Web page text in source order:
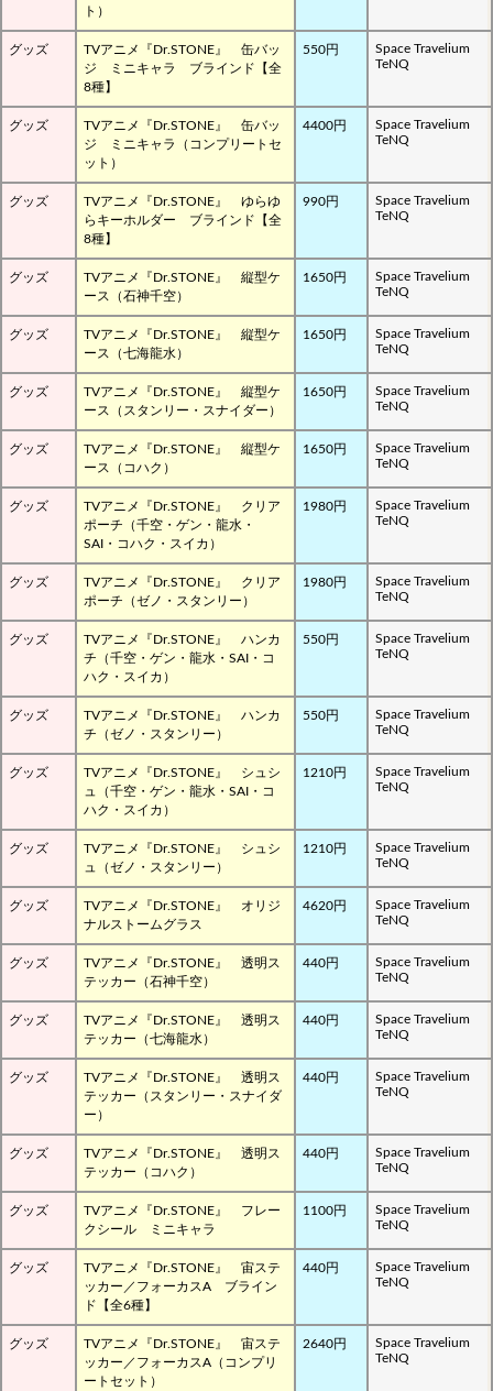
ト）
グッズ
TVアニメ『Dr.STONE』 缶バッ
ジ ミニキャラ ブラインド【全
8種】
550円
Space Travelium
TeNQ
グッズ
TVアニメ『Dr.STONE』 缶バッ
ジ ミニキャラ（コンプリートセ
ット）
4400円
Space Travelium
TeNQ
グッズ
TVアニメ『Dr.STONE』 ゆらゆ
らキーホルダー ブラインド【全
8種】
990円
Space Travelium
TeNQ
グッズ
TVアニメ『Dr.STONE』 縦型ケ
ース（石神千空）
1650円
Space Travelium
TeNQ
グッズ
TVアニメ『Dr.STONE』 縦型ケ
ース（七海龍水）
1650円
Space Travelium
TeNQ
グッズ
TVアニメ『Dr.STONE』 縦型ケ
ース（スタンリー・スナイダー）
1650円
Space Travelium
TeNQ
グッズ
TVアニメ『Dr.STONE』 縦型ケ
ース（コハク）
1650円
Space Travelium
TeNQ
グッズ
TVアニメ『Dr.STONE』 クリア
ポーチ（千空・ゲン・龍水・
SAI・コハク・スイカ）
1980円
Space Travelium
TeNQ
グッズ
TVアニメ『Dr.STONE』 クリア
ポーチ（ゼノ・スタンリー）
1980円
Space Travelium
TeNQ
グッズ
TVアニメ『Dr.STONE』 ハンカ
チ（千空・ゲン・龍水・SAI・コ
ハク・スイカ）
550円
Space Travelium
TeNQ
グッズ
TVアニメ『Dr.STONE』 ハンカ
チ（ゼノ・スタンリー）
550円
Space Travelium
TeNQ
グッズ
TVアニメ『Dr.STONE』 シュシ
ュ（千空・ゲン・龍水・SAI・コ
ハク・スイカ）
1210円
Space Travelium
TeNQ
グッズ
TVアニメ『Dr.STONE』 シュシ
ュ（ゼノ・スタンリー）
1210円
Space Travelium
TeNQ
グッズ
TVアニメ『Dr.STONE』 オリジ
ナルストームグラス
4620円
Space Travelium
TeNQ
グッズ
TVアニメ『Dr.STONE』 透明ス
テッカー（石神千空）
440円
Space Travelium
TeNQ
グッズ
TVアニメ『Dr.STONE』 透明ス
テッカー（七海龍水）
440円
Space Travelium
TeNQ
グッズ
TVアニメ『Dr.STONE』 透明ス
テッカー（スタンリー・スナイダ
ー）
440円
Space Travelium
TeNQ
グッズ
TVアニメ『Dr.STONE』 透明ス
テッカー（コハク）
440円
Space Travelium
TeNQ
グッズ
TVアニメ『Dr.STONE』 フレー
クシール ミニキャラ
1100円
Space Travelium
TeNQ
グッズ
TVアニメ『Dr.STONE』 宙ステ
ッカー／フォーカスA ブライン
ド【全6種】
440円
Space Travelium
TeNQ
グッズ
TVアニメ『Dr.STONE』 宙ステ
ッカー／フォーカスA（コンプリ
ートセット）
2640円
Space Travelium
TeNQ